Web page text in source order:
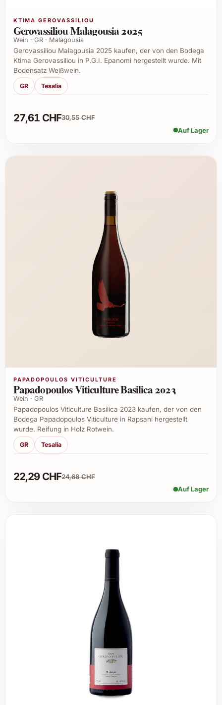
KTIMA GEROVASSILIOU
Gerovassiliou Malagousia 2025
Wein · GR · Malagousia
Gerovassiliou Malagousia 2025 kaufen, der von den Bodega
Ktima Gerovassiliou in P.G.I. Epanomi hergestellt wurde. Mit
Bodensatz Weißwein.
GR Tesalia
27,61 CHF30,55 CHF
Auf Lager
PAPADOPOULOS VITICULTURE
Papadopoulos Viticulture Basilica 2023
Wein · GR
Papadopoulos Viticulture Basilica 2023 kaufen, der von den
Bodega Papadopoulos Viticulture in Rapsani hergestellt
wurde. Reifung in Holz Rotwein.
GR Tesalia
22,29 CHF24,68 CHF
Auf Lager